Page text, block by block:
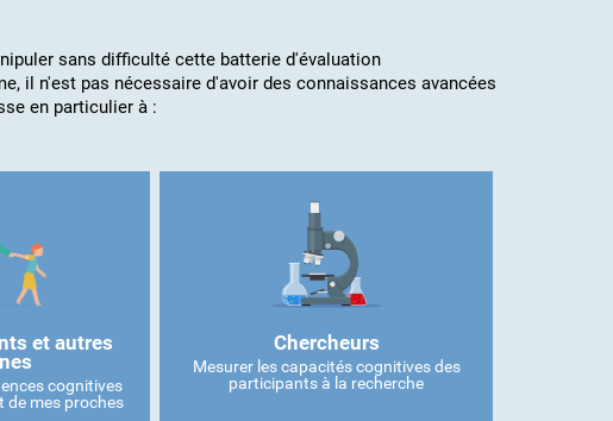
sans difficulté cette batterie d'évaluation
il n'est pas nécessaire d'avoir des connaissances avancées
en particulier à :
et autres
cognitives
de mes proches
Chercheurs
Mesurer les capacités cognitives des
participants à la recherche